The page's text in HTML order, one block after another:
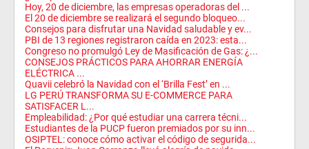
Hoy, 20 de diciembre, las empresas operadoras del ...
El 20 de diciembre se realizará el segundo bloqueo...
Consejos para disfrutar una Navidad saludable y ev...
PBI de 13 regiones registraron caída en 2023: esta...
Congreso no promulgó Ley de Masificación de Gas: ¿...
CONSEJOS PRÁCTICOS PARA AHORRAR ENERGÍA
ELÉCTRICA ...
Quavii celebró la Navidad con el ‘Brilla Fest’ en ...
LG PERÚ TRANSFORMA SU E-COMMERCE PARA
SATISFACER L...
Empleabilidad: ¿Por qué estudiar una carrera técni...
Estudiantes de la PUCP fueron premiados por su inn...
OSIPTEL: conoce cómo activar el código de segurida...